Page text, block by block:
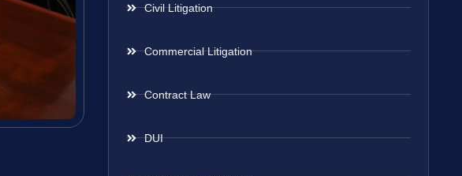
Civil Litigation
Commercial Litigation
Contract Law
DUI